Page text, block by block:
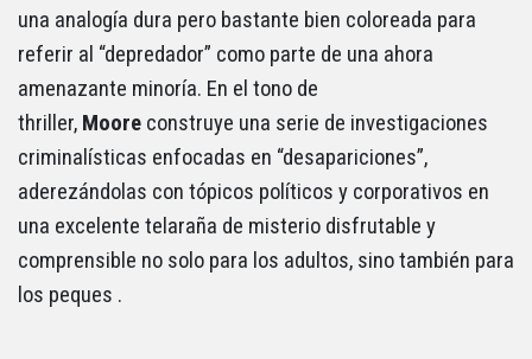
una analogía dura pero bastante bien coloreada para
referir al “depredador” como parte de una ahora
amenazante minoría. En el tono de
thriller, Moore construye una serie de investigaciones
criminalísticas enfocadas en “desapariciones”,
aderezándolas con tópicos políticos y corporativos en
una excelente telaraña de misterio disfrutable y
comprensible no solo para los adultos, sino también para
los peques .